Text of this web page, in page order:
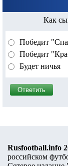
Как
Победит
Победит
Будет ничья
Rusfootball.info
российском